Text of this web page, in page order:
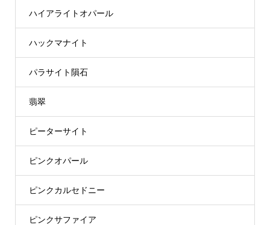
ハイアライトオパール
ハックマナイト
パラサイト隕石
翡翠
ピーターサイト
ピンクオパール
ピンクカルセドニー
ピンクサファイア